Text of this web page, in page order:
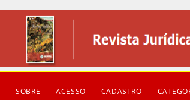
SOBRE ACESSO CADASTRO